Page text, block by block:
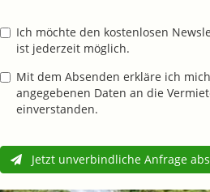
Ich möchte den kostenlosen
ist jederzeit möglich.
Mit dem Absenden erkläre ich
angegebenen Daten an die
einverstanden.
Jetzt unverbindliche Anfrage